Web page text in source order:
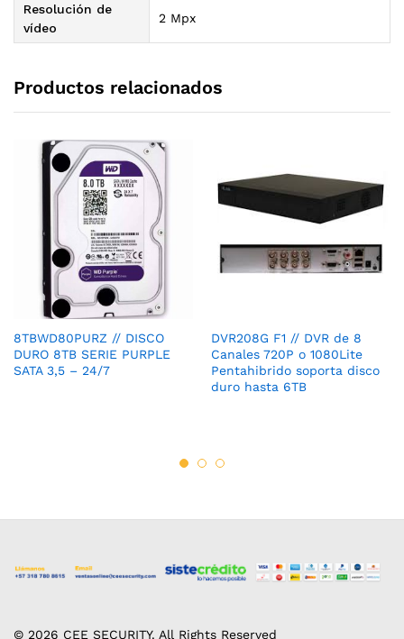
Resolución de
vídeo
2 Mpx
Productos relacionados
8TBWD80PURZ // DISCO
DURO 8TB SERIE PURPLE
SATA 3,5 – 24/7
DVR208G F1 // DVR de 8
Canales 720P o 1080Lite
Pentahibrido soporta disco
duro hasta 6TB
© 2026 CEE SECURITY. All Rights Reserved